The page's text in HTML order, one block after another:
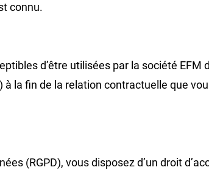
connu.
d’être utilisées par la société EFM
la fin de la relation contractuelle que
(RGPD), vous disposez d’un droit